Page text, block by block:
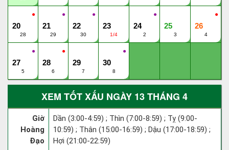
●
20
28
●
21
29
●
22
30
23
1/4
●
24
2
25
3
●
26
4
●
27
5
●
28
6
29
7
●
30
8
XEM TỐT XẤU NGÀY 13 THÁNG 4
Giờ
Hoàng
Đạo
Dần (3:00-4:59) ; Thìn (7:00-8:59) ; Tỵ (9:00-
10:59) ; Thân (15:00-16:59) ; Dậu (17:00-18:59) ;
Hợi (21:00-22:59)